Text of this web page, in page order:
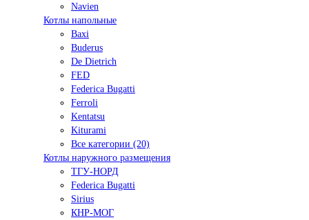
Navien
Котлы напольные
Baxi
Buderus
De Dietrich
FED
Federica Bugatti
Ferroli
Kentatsu
Kiturami
Все категории (20)
Котлы наружного размещения
ТГУ-НОРД
Federica Bugatti
Sirius
КНР-МОГ